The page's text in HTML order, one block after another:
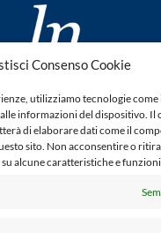
Consenso Cookie
utilizziamo tecnologie come
informazioni del dispositivo. Il
di elaborare dati come il
sito. Non acconsentire o
alcune caratteristiche e
da Romano Luperini
una testata
senza alcuna
L'autore non è